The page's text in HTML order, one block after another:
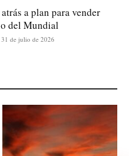
a plan para vender
del Mundial
31 de julio de 2026